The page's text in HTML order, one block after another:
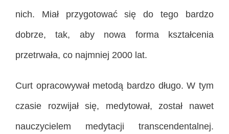
nich. Miał przygotować się do tego bardzo
dobrze, tak, aby nowa forma kształcenia
przetrwała, co najmniej 2000 lat.
Curt opracowywał metodą bardzo długo. W tym
czasie rozwijał się, medytował, został nawet
nauczycielem medytacji transcendentalnej.